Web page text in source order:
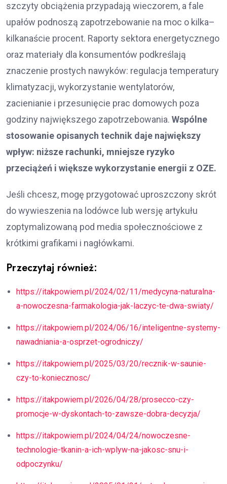
szczyty obciążenia przypadają wieczorem, a fale
upałów podnoszą zapotrzebowanie na moc o kilka–
kilkanaście procent. Raporty sektora energetycznego
oraz materiały dla konsumentów podkreślają
znaczenie prostych nawyków: regulacja temperatury
klimatyzacji, wykorzystanie wentylatorów,
zacienianie i przesunięcie prac domowych poza
godziny największego zapotrzebowania. Wspólne
stosowanie opisanych technik daje największy
wpływ: niższe rachunki, mniejsze ryzyko
przeciążeń i większe wykorzystanie energii z OZE.
Jeśli chcesz, mogę przygotować uproszczony skrót
do wywieszenia na lodówce lub wersję artykułu
zoptymalizowaną pod media społecznościowe z
krótkimi grafikami i nagłówkami.
Przeczytaj również:
https://itakpowiem.pl/2024/02/11/medycyna-naturalna-
a-nowoczesna-farmakologia-jak-laczyc-te-dwa-swiaty/
https://itakpowiem.pl/2024/06/16/inteligentne-systemy-
nawadniania-a-osprzet-ogrodniczy/
https://itakpowiem.pl/2025/03/20/recznik-w-saunie-
czy-to-koniecznosc/
https://itakpowiem.pl/2026/04/28/prosecco-czy-
promocje-w-dyskontach-to-zawsze-dobra-decyzja/
https://itakpowiem.pl/2024/04/24/nowoczesne-
technologie-tkanin-a-ich-wplyw-na-jakosc-snu-i-
odpoczynku/